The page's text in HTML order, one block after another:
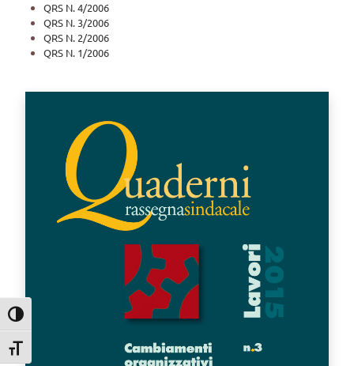
Attiva/disattiva alto contrasto
Attiva/disattiva dimensione testo
QRS N. 4/2006
QRS N. 3/2006
QRS N. 2/2006
QRS N. 1/2006